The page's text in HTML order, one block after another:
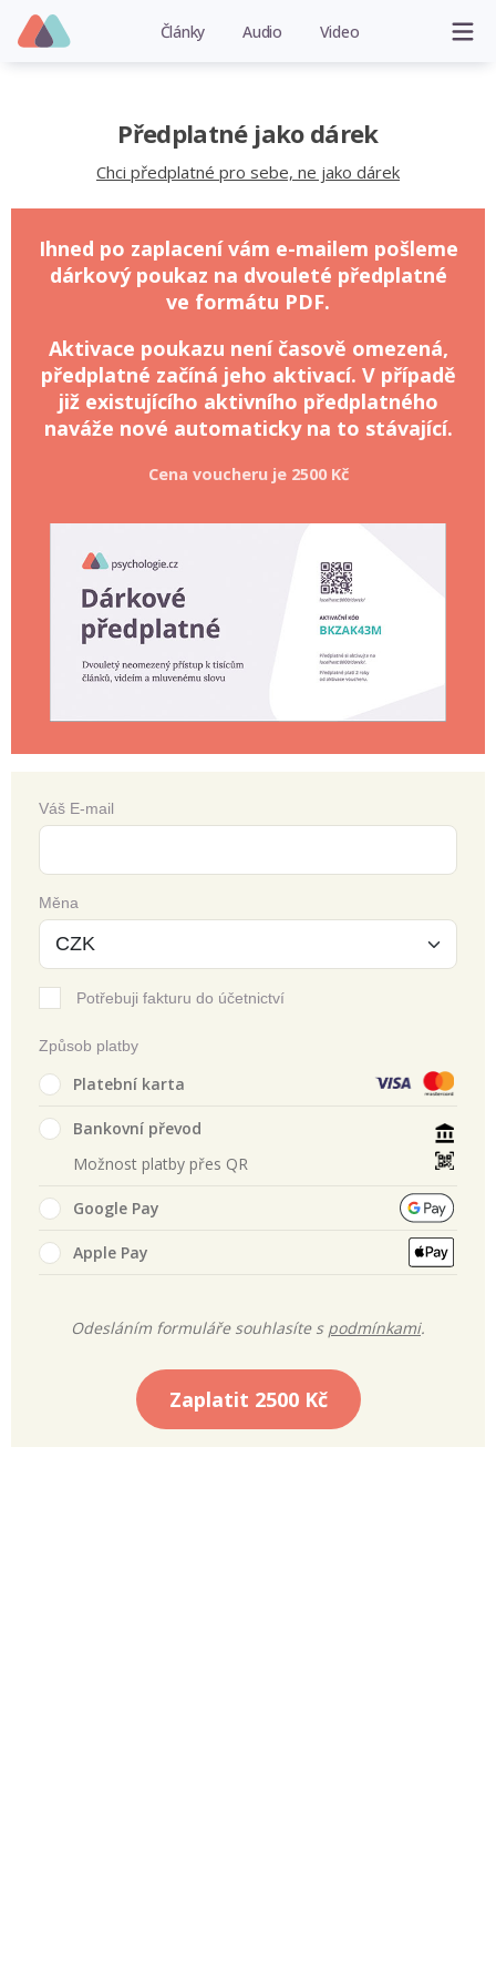
Články Audio Video
Předplatné jako dárek
Chci předplatné pro sebe, ne jako dárek
Ihned po zaplacení vám e-mailem pošleme
dárkový poukaz na dvouleté předplatné
ve formátu PDF.
Aktivace poukazu není časově omezená,
předplatné začíná jeho aktivací. V případě
již existujícího aktivního předplatného
naváže nové automaticky na to stávající.
Cena voucheru je 2500 Kč
Váš E-mail
Měna
Potřebuji fakturu do účetnictví
Způsob platby
Platební karta
Bankovní převod
Možnost platby přes QR
Google Pay
Apple Pay
Odesláním formuláře souhlasíte s podmínkami.
Zaplatit 2500 Kč